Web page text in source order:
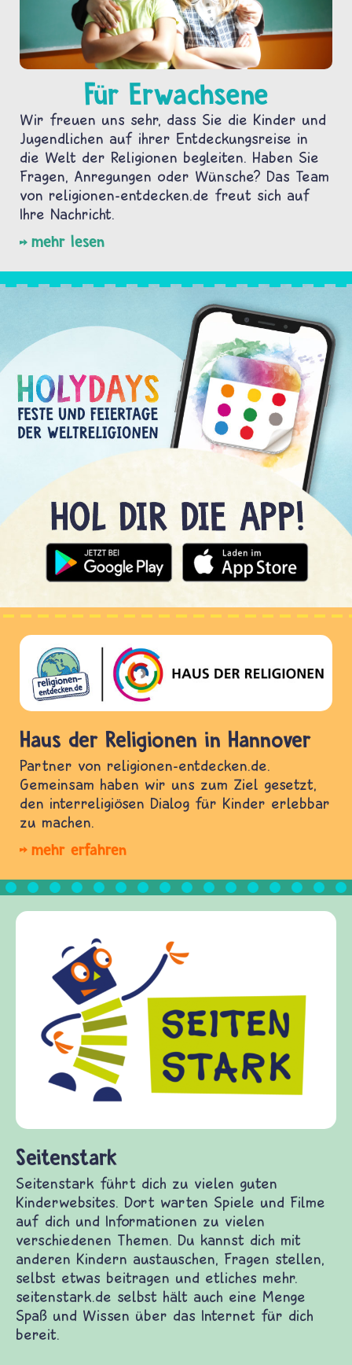
Für Erwachsene
Wir freuen uns sehr, dass Sie die Kinder und
Jugendlichen auf ihrer Entdeckungsreise in
die Welt der Religionen begleiten. Haben Sie
Fragen, Anregungen oder Wünsche? Das Team
von religionen-entdecken.de freut sich auf
Ihre Nachricht.
mehr lesen
Haus der Religionen in Hannover
Partner von religionen-entdecken.de.
Gemeinsam haben wir uns zum Ziel gesetzt,
den interreligiösen Dialog für Kinder erlebbar
zu machen.
mehr erfahren
Seitenstark
Seitenstark führt dich zu vielen guten
Kinderwebsites. Dort warten Spiele und Filme
auf dich und Informationen zu vielen
verschiedenen Themen. Du kannst dich mit
anderen Kindern austauschen, Fragen stellen,
selbst etwas beitragen und etliches mehr.
seitenstark.de selbst hält auch eine Menge
Spaß und Wissen über das Internet für dich
bereit.